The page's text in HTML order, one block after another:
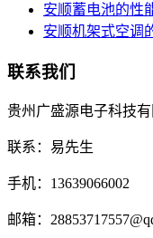
安顺蓄电池的性
安顺机架式空调
联系我们
贵州广盛源电子科技有
联系：易先生
手机：13639066002
邮箱：